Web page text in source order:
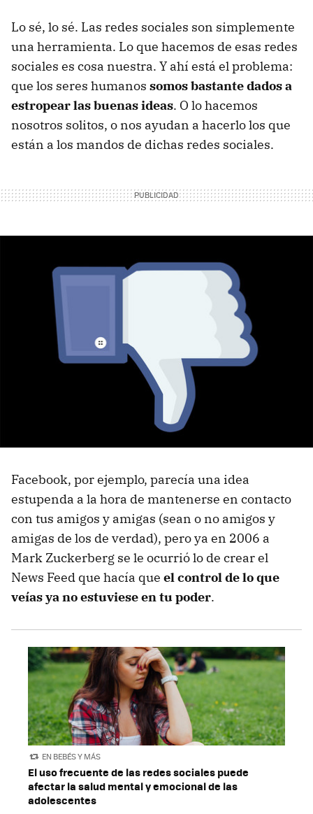
Lo sé, lo sé. Las redes sociales son simplemente
una herramienta. Lo que hacemos de esas redes
sociales es cosa nuestra. Y ahí está el problema:
que los seres humanos somos bastante dados a
estropear las buenas ideas. O lo hacemos
nosotros solitos, o nos ayudan a hacerlo los que
están a los mandos de dichas redes sociales.
Facebook, por ejemplo, parecía una idea
estupenda a la hora de mantenerse en contacto
con tus amigos y amigas (sean o no amigos y
amigas de los de verdad), pero ya en 2006 a
Mark Zuckerberg se le ocurrió lo de crear el
News Feed que hacía que el control de lo que
veías ya no estuviese en tu poder.
EN BEBÉS Y MÁS
El uso frecuente de las redes sociales puede
afectar la salud mental y emocional de las
adolescentes